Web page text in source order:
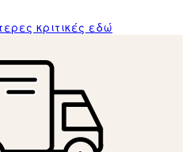
κριτικές εδώ